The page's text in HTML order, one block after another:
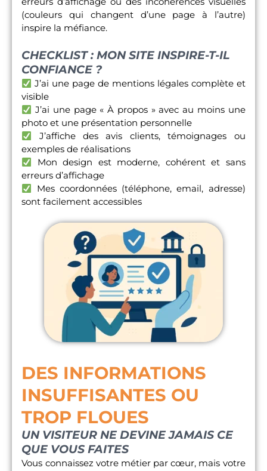
(couleurs qui changent d’une page à l’autre)
inspire la méfiance.
CHECKLIST : MON SITE INSPIRE-T-IL
CONFIANCE ?
J’ai une page de mentions légales complète et
visible
J’ai une page « À propos » avec au moins une
photo et une présentation personnelle
J’affiche des avis clients, témoignages ou
exemples de réalisations
Mon design est moderne, cohérent et sans
erreurs d’affichage
Mes coordonnées (téléphone, email, adresse)
sont facilement accessibles
DES INFORMATIONS
INSUFFISANTES OU
TROP FLOUES
UN VISITEUR NE DEVINE JAMAIS CE
QUE VOUS FAITES
Vous connaissez votre métier par cœur, mais votre